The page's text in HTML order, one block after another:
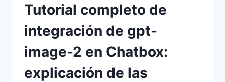
Tutorial completo de
integración de gpt-
image-2 en Chatbox:
explicación de las